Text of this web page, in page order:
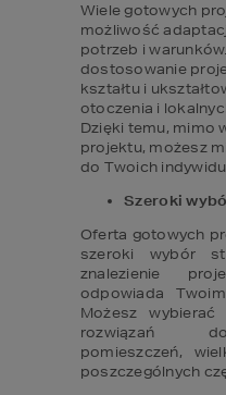
Wiele gotowych
możliwość
potrzeb i
dostosowanie
kształtu i
otoczenia i
Dzięki temu, mimo
projektu, możesz
do Twoich
Szeroki
Oferta gotowych
szeroki wybór
znalezienie
odpowiada
Możesz
rozwiązań
pomieszczeń,
poszczególnych